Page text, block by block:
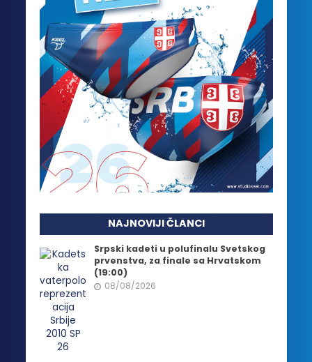
NAJNOVIJI ČLANCI
Srpski kadeti u polufinalu Svetskog
prvenstva, za finale sa Hrvatskom
(19:00)
08/08/2026